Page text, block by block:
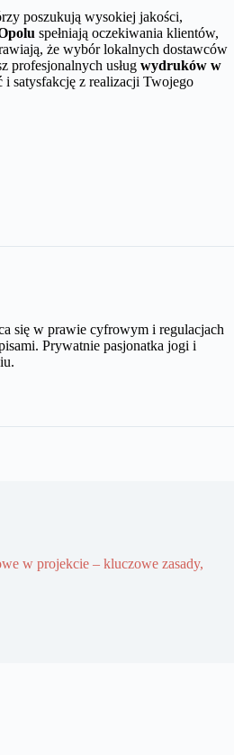
poszukują wysokiej jakości,
spełniają oczekiwania klientów,
że wybór lokalnych dostawców
profesjonalnych usług wydruków w
i satysfakcję z realizacji Twojego
się w prawie cyfrowym i regulacjach
Prywatnie pasjonatka jogi i
w projekcie – kluczowe zasady,